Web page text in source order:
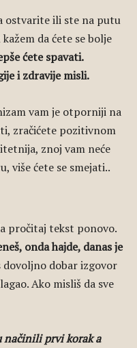
ostvarite ili ste na putu
da ćete se bolje
ćete spavati.
i zdravije misli.
vam je otporniji na
zračićete pozitivnom
znoj vam neće
više ćete se smejati..
pročitaj tekst ponovo.
onda hajde, danas je
dovoljno dobar izgovor
Ako misliš da sve
načinili prvi korak a